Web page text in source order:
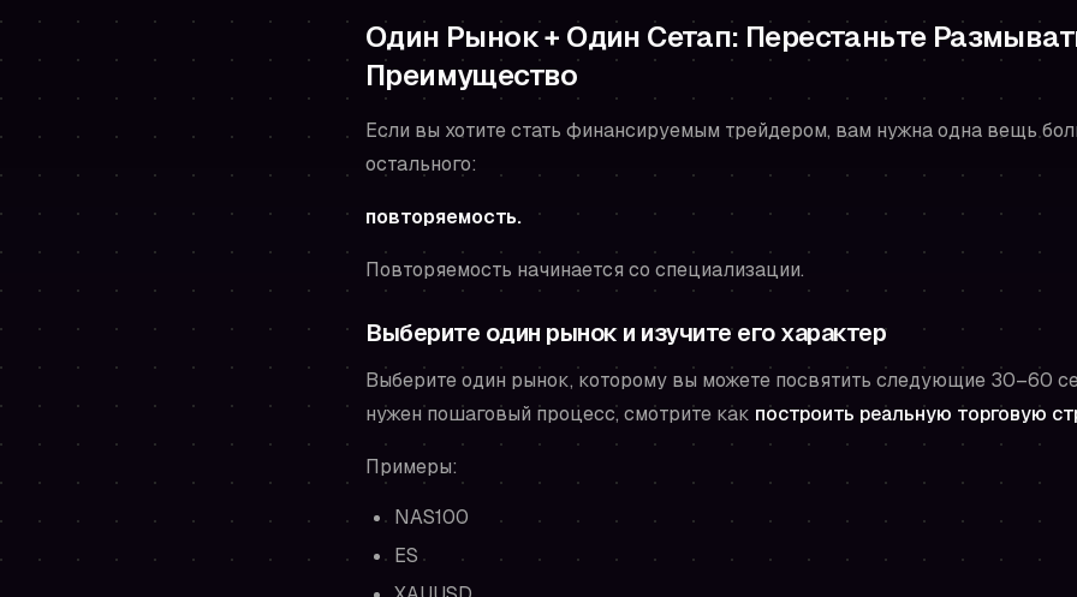
Один Рынок + Один Сетап: Перестаньте
Преимущество
Если вы хотите стать финансируемым трейдером, вам нужна одна вещь
остального:
повторяемость.
Повторяемость начинается со специализации.
Выберите один рынок и изучите его характер
Выберите один рынок, которому вы можете посвятить следующие 30–60
нужен пошаговый процесс, смотрите как построить реальную торговую
Примеры:
NAS100
ES